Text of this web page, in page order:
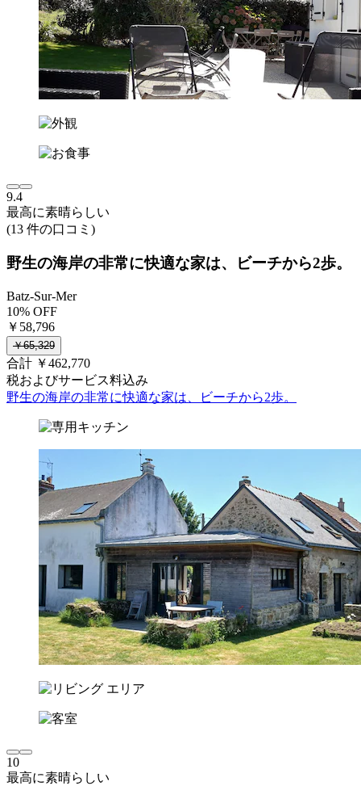
9.4
最高に素晴らしい
(13 件の口コミ)
野生の海岸の非常に快適な家は、ビーチから2歩。
Batz-Sur-Mer
10% OFF
￥58,796
￥65,329
合計 ￥462,770
税およびサービス料込み
野生の海岸の非常に快適な家は、ビーチから2歩。
10
最高に素晴らしい